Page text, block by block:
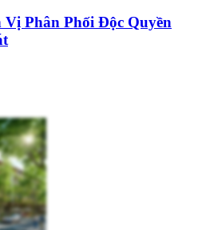
Phân Phối Độc Quyền